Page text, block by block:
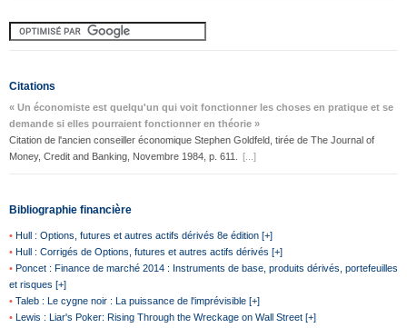
Citations
« Un économiste est quelqu'un qui voit fonctionner les choses en pratique et se
demande si elles pourraient fonctionner en théorie »
Citation de l'ancien conseiller économique Stephen Goldfeld, tirée de The Journal of
Money, Credit and Banking, Novembre 1984, p. 611.
[...]
Bibliographie financière
• Hull : Options, futures et autres actifs dérivés 8e édition [+]
• Hull : Corrigés de Options, futures et autres actifs dérivés [+]
• Poncet : Finance de marché 2014 : Instruments de base, produits dérivés, portefeuilles
et risques [+]
• Taleb : Le cygne noir : La puissance de l'imprévisible [+]
• Lewis : Liar's Poker: Rising Through the Wreckage on Wall Street [+]